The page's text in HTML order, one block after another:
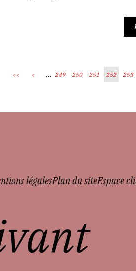
<< < ... 249 250 251 252 253
légalesPlan du siteEspace